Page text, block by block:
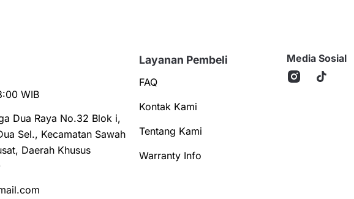
WIB
Dua Raya No.32 Blok i,
Sel., Kecamatan Sawah
Daerah Khusus
Layanan Pembeli
FAQ
Kontak Kami
Tentang Kami
Warranty Info
Media Sosial